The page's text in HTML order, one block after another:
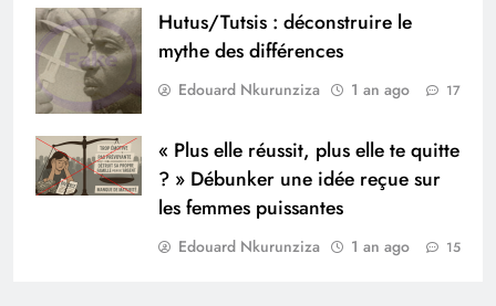
Hutus/Tutsis : déconstruire le
mythe des différences
Edouard Nkurunziza 1 an ago 17
« Plus elle réussit, plus elle te quitte
? » Débunker une idée reçue sur
les femmes puissantes
Edouard Nkurunziza 1 an ago 15